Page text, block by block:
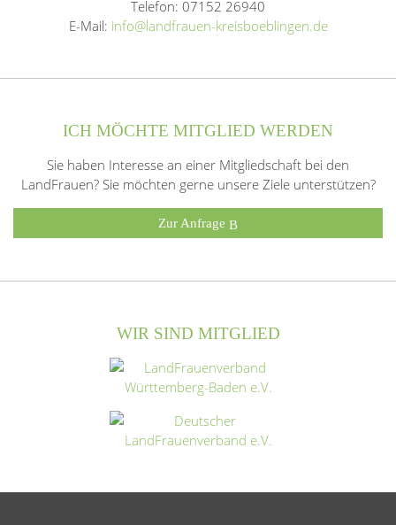
Telefon: 07152 26940
E-Mail: info@landfrauen-kreisboeblingen.de
ICH MÖCHTE MITGLIED WERDEN
Sie haben Interesse an einer Mitgliedschaft bei den
LandFrauen? Sie möchten gerne unsere Ziele unterstützen?
Zur Anfrage
WIR SIND MITGLIED